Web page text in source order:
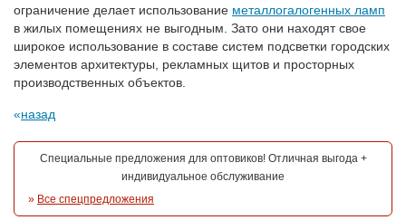
ограничение делает использование металлогалогенных ламп
в жилых помещениях не выгодным. Зато они находят свое
широкое использование в составе систем подсветки городских
элементов архитектуры, рекламных щитов и просторных
производственных объектов.
назад
Специальные предложения для оптовиков! Отличная выгода +
индивидуальное обслуживание
» Все спецпредложения